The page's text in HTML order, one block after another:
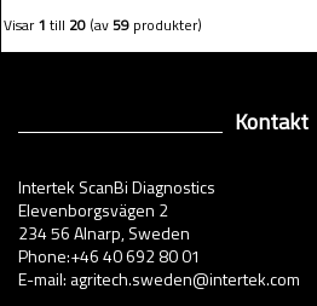
Visar1 till 20 (av59 produkter)
Kontakt
Intertek ScanBi Diagnostics
Elevenborgsvägen 2
234 56 Alnarp, Sweden
Phone:+46 40 692 80 01
E-mail: agritech.sweden@intertek.com